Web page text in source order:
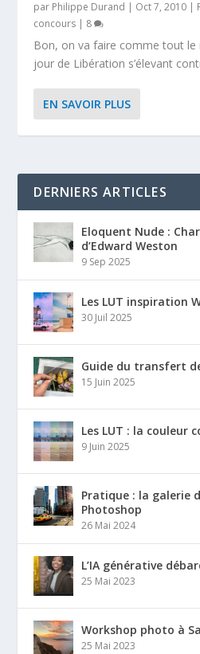
par Philippe Durand | Oct 7, 2010 |
concours | 8
Bon, on va faire comme tout le
jour de Libération s’élevant
EN SAVOIR PLUS
DERNIERS ARTICLES
Eloquent Nude :
d’Edward Weston
9 Sep 2025
Les LUT inspiration
30 Juil 2025
Guide du transfert
15 Juin 2025
Les LUT : la couleur
9 Juin 2025
Pratique : la galerie
Photoshop
26 Mai 2024
L’IA générative
25 Mai 2023
Workshop photo à
25 Mai 2023